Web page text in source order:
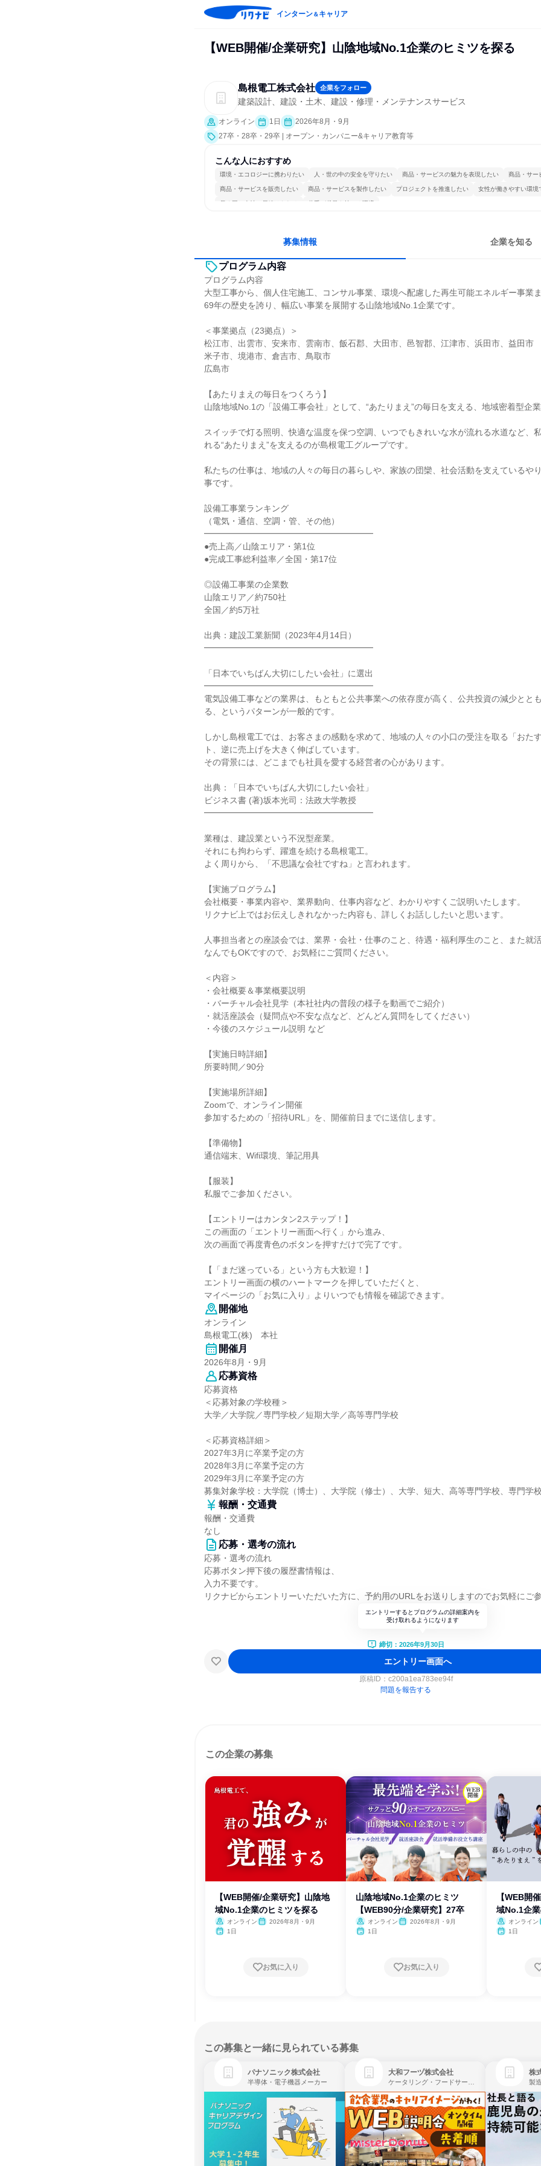
インターン＆キャリア
【WEB開催/企業研究】山陰地域No.1企業のヒミツを探る
島根電工株式会社 企業をフォロー
建築設計、建設・土木、建設・修理・メンテナンスサービス
オンライン 1日
2026年8月・9月
27卒・28卒・29卒 | オープン・カンパニー&キャリア教育等
こんな人におすすめ
環境・エコロジーに携わりたい 人・世の中の安全を守りたい 商品・サービスの魅力を表現したい 商品・サー
商品・サービスを販売したい 商品・サービスを製作したい プロジェクトを推進したい 女性が働きやすい環境
長く同じ会社に居続けられる 若手が裁量を持てる環境
募集情報 企業を知る
プログラム内容
プログラム内容
大型工事から、個人住宅施工、コンサル事業、環境へ配慮した再生可能エネルギー事業ま
69年の歴史を誇り、幅広い事業を展開する山陰地域No.1企業です。
＜事業拠点（23拠点）＞
松江市、出雲市、安来市、雲南市、飯石郡、大田市、邑智郡、江津市、浜田市、益田市
米子市、境港市、倉吉市、鳥取市
広島市
【あたりまえの毎日をつくろう】
山陰地域No.1の「設備工事会社」として、“あたりまえ”の毎日を支える、地域密着型企業
スイッチで灯る照明、快適な温度を保つ空調、いつでもきれいな水が流れる水道など、
れる“あたりまえ”を支えるのが島根電工グループです。
私たちの仕事は、地域の人々の毎日の暮らしや、家族の団欒、社会活動を支えているや
事です。
設備工事業ランキング
（電気・通信、空調・管、その他）
━━━━━━━━━━━━━━━━━━━━
●売上高／山陰エリア・第1位
●完成工事総利益率／全国・第17位
◎設備工事業の企業数
山陰エリア／約750社
全国／約5万社
出典：建設工業新聞（2023年4月14日）
━━━━━━━━━━━━━━━━━━━━
「日本でいちばん大切にしたい会社」に選出
━━━━━━━━━━━━━━━━━━━━
電気設備工事などの業界は、もともと公共事業への依存度が高く、公共投資の減少とと
る、というパターンが一般的です。
しかし島根電工では、お客さまの感動を求めて、地域の人々の小口の受注を取る「おた
ト、逆に売上げを大きく伸ばしています。
その背景には、どこまでも社員を愛する経営者の心があります。
出典：「日本でいちばん大切にしたい会社」
ビジネス書 (著)坂本光司：法政大学教授
━━━━━━━━━━━━━━━━━━━━
業種は、建設業という不況型産業。
それにも拘わらず、躍進を続ける島根電工。
よく周りから、「不思議な会社ですね」と言われます。
【実施プログラム】
会社概要・事業内容や、業界動向、仕事内容など、わかりやすくご説明いたします。
リクナビ上ではお伝えしきれなかった内容も、詳しくお話ししたいと思います。
人事担当者との座談会では、業界・会社・仕事のこと、待遇・福利厚生のこと、また就
なんでもOKですので、お気軽にご質問ください。
＜内容＞
・会社概要＆事業概要説明
・バーチャル会社見学（本社社内の普段の様子を動画でご紹介）
・就活座談会（疑問点や不安な点など、どんどん質問をしてください）
・今後のスケジュール説明 など
【実施日時詳細】
所要時間／90分
【実施場所詳細】
Zoomで、オンライン開催
参加するための「招待URL」を、開催前日までに送信します。
【準備物】
通信端末、Wifi環境、筆記用具
【服装】
私服でご参加ください。
【エントリーはカンタン2ステップ！】
この画面の「エントリー画面へ行く」から進み、
次の画面で再度青色のボタンを押すだけで完了です。
【「まだ迷っている」という方も大歓迎！】
エントリー画面の横のハートマークを押していただくと、
マイページの「お気に入り」よりいつでも情報を確認できます。
開催地
オンライン
島根電工(株) 本社
開催月
2026年8月・9月
応募資格
応募資格
＜応募対象の学校種＞
大学／大学院／専門学校／短期大学／高等専門学校
＜応募資格詳細＞
2027年3月に卒業予定の方
2028年3月に卒業予定の方
2029年3月に卒業予定の方
募集対象学校：大学院（博士）、大学院（修士）、大学、短大、高等専門学校、専門学校
報酬・交通費
報酬・交通費
なし
応募・選考の流れ
応募・選考の流れ
応募ボタン押下後の履歴書情報は、
入力不要です。
リクナビからエントリーいただいた方に、予約用のURLをお送りしますのでお気軽にご参
エントリーするとプログラムの詳細案内を
受け取れるようになります
締切：2026年9月30日
エントリー画面へ
原稿ID： c200a1ea783ee94f
問題を報告する
この企業の募集
【WEB開催/企業研究】山陰地
域No.1企業のヒミツを探る
オンライン
2026年8月・9月
1日
お気に入り
山陰地域No.1企業のヒミツ
【WEB90分/企業研究】27卒
オンライン
2026年8月・9月
1日
お気に入り
【WEB開
域No.1企
オンライン
1日
この募集と一緒に見られている募集
パナソニック株式会社
半導体・電子機器メーカー
大和フーヅ株式会社
ケータリング・フードサービス、レストラン・カフェ、飲食
株
製